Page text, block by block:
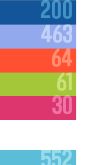
200
463
64
61
30